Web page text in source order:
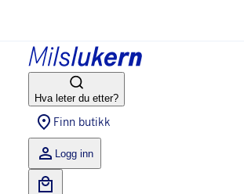
Hva leter du etter?
Finn butikk
Logg inn